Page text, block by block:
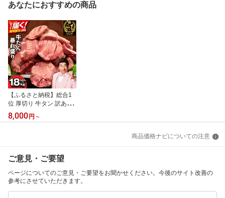
あなたにおすすめの商品
【ふるさと納税】総合1
位 厚切り 牛タン 訳あり
暴れ盛り 牛たん うなぎ
塩たん 食べ比べ セット
冷凍 焼肉 BBQ 最短翌日
発送 19日連続1位獲得 大
阪府 泉佐野市 送料無料
8,000 円 ～
商品価格ナビについての注意
ご意見・ご要望
ページについてのご意見・ご要望をお聞かせください。今後のサイト改善の
参考にさせていただきます。